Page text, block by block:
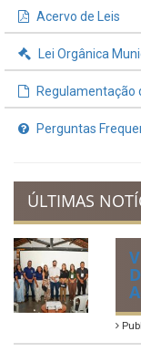
Acervo de Leis
Lei Orgânica
Regulamentação
Perguntas
ÚLTIMAS